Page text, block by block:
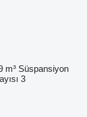
m³ Süspansiyon
3